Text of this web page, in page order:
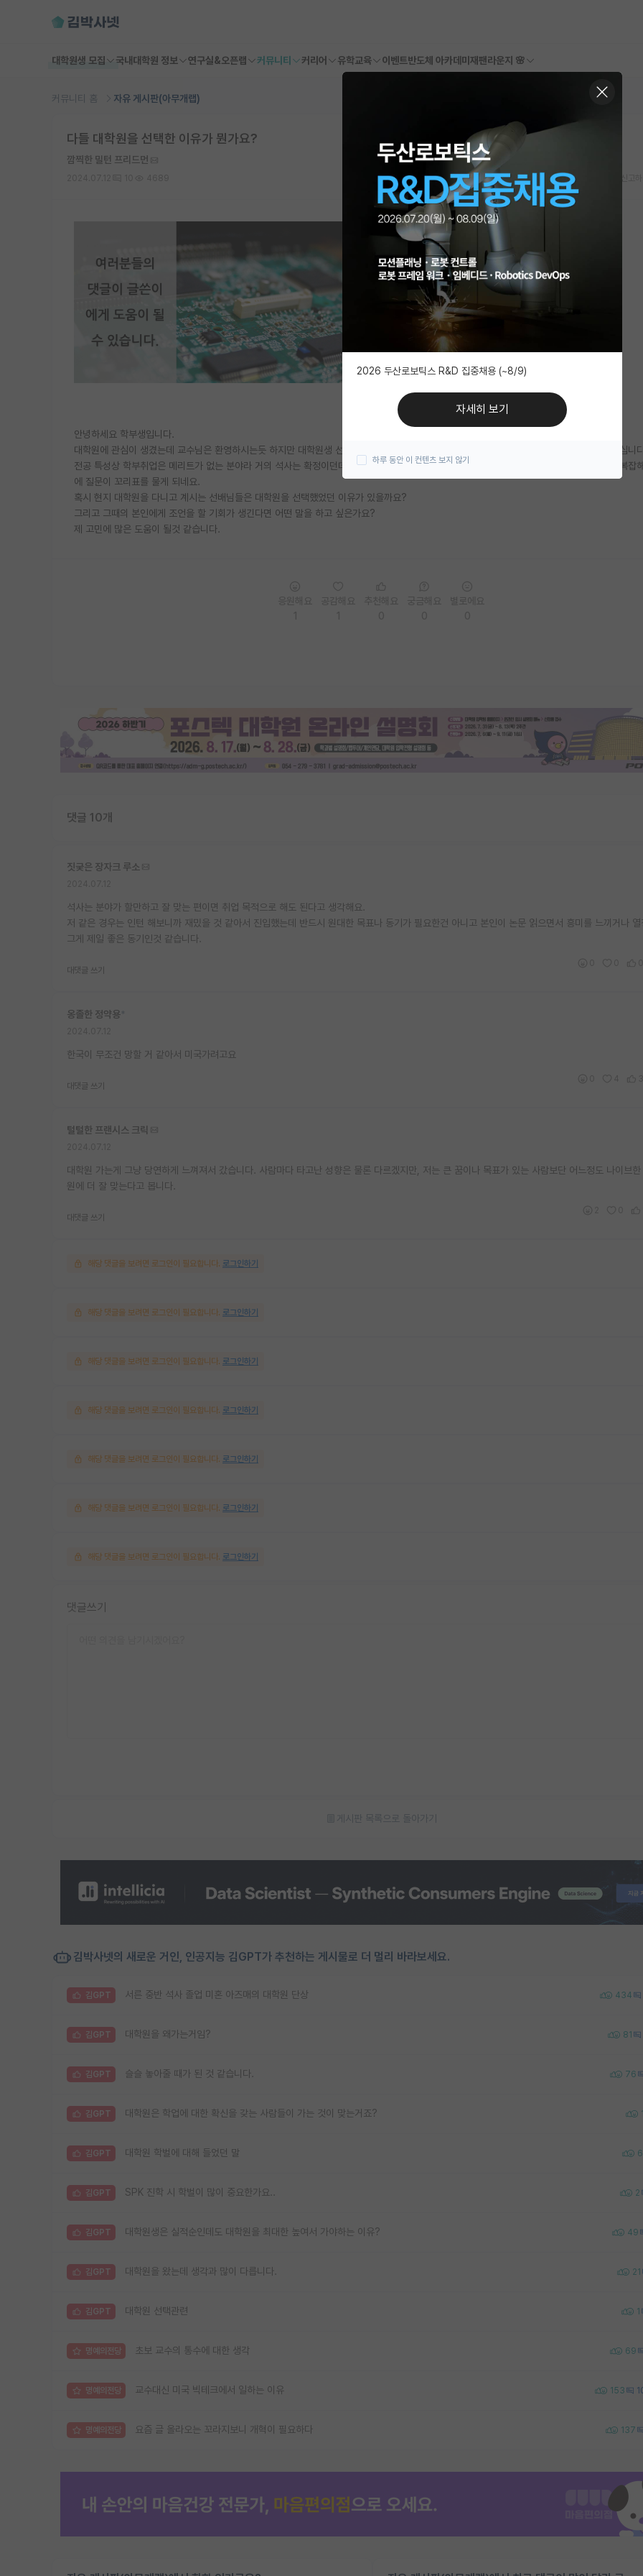
대학원생 모집 국내대학원 정보 연구실&오픈랩 커뮤니티 커리어 유학교육 이벤트반도체 아카데미 재팬라운지 🌸
커뮤니티 홈 자유 게시판(아무개랩)
다들 대학원을 선택한 이유가 뭔가요?
깜찍한 밀턴 프리드먼
안녕하세요 학부생입니다.
대학원에 관심이 생겼는데 교수님은 환영하시는듯 하지만 대학원생 선배들은 대학원 가고 싶으면 이유를 생각해보라며 고민을 많이 하라고 하십니
전공 특성상 학부취업은 메리트가 없는 분야라 거의 석사는 확정이던데요.겨우 이 이유로 석사하고 싶진 않아서요. 아무리 생각해도 머릿속만 복잡
에 질문이 꼬리표를 물게 되네요.
혹시 현지 대학원을 다니고 계시는 선배님들은 대학원을 선택했었던 이유가 있을까요?
그리고 그때의 본인에게 조언을 할 기회가 생긴다면 어떤 말을 하고 싶은가요?
제 고민에 많은 도움이 될것 같습니다.
댓글 10개
짓궂은 장자크 루소
석사는 분야가 할만하고 잘 맞는 편이면 취업 목적으로 해도 된다고 생각해요.
저 같은 경우는 인턴 해보니까 재밌을 것 같아서 진입했는데 반드시 원대한 목표나 동기가 필요한건 아니고 본인이 논문 읽으면서 흥미를 느끼거나
그게 제일 좋은 동기인것 같습니다.
대댓글 쓰기
옹졸한 정약용
한국이 무조건 망할 거 같아서 미국가려고요
대댓글 쓰기
털털한 프랜시스 크릭
대학원 가는게 그냥 당연하게 느껴져서 갔습니다. 사람마다 타고난 성향은 물론 다르겠지만, 저는 큰 꿈이나 목표가 있는 사람보단 어느정도 나이브
원에 더 잘 맞는다고 봅니다.
대댓글 쓰기
해당 댓글을 보려면 로그인이 필요합니다. 로그인하기
해당 댓글을 보려면 로그인이 필요합니다. 로그인하기
해당 댓글을 보려면 로그인이 필요합니다. 로그인하기
해당 댓글을 보려면 로그인이 필요합니다. 로그인하기
해당 댓글을 보려면 로그인이 필요합니다. 로그인하기
해당 댓글을 보려면 로그인이 필요합니다. 로그인하기
해당 댓글을 보려면 로그인이 필요합니다. 로그인하기
댓글쓰기
게시판 목록으로 돌아가기
김박사넷의 새로운 거인, 인공지능 김GPT가 추천하는 게시물로 더 멀리 바라보세요.
김GPT 서른 중반 석사 졸업 미혼 아즈매의 대학원 단상 434
김GPT 대학원을 왜가는거임? 81
김GPT 슬슬 놓아줄 때가 된 것 같습니다. 76
김GPT 대학원은 학업에 대한 확신을 갖는 사람들이 가는 것이 맞는거죠?
김GPT 대학원 학벌에 대해 들었던 말 6
김GPT SPK 진학 시 학벌이 많이 중요한가요.. 2
김GPT 대학원생은 실적순인데도 대학원을 최대한 높여서 가야하는 이유? 49
김GPT 대학원을 왔는데 생각과 많이 다릅니다. 21
김GPT 대학원 선택관련 1
명예의전당 초보 교수의 통수에 대한 생각 69
명예의전당 교수대신 미국 빅테크에서 일하는 이유 153
명예의전당 요즘 글 올라오는 꼬라지보니 개혁이 필요하다 137
2026 두산로보틱스 R&D 집중채용 (~8/9)
자세히 보기
하루 동안 이 컨텐츠 보지 않기